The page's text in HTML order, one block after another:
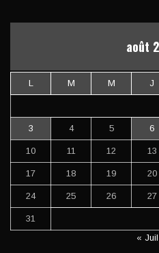
août
L M M J
3 4 5 6
10 11 12 13
17 18 19 20
24 25 26 27
31
« Juil